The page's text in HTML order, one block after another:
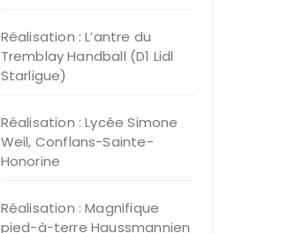
Réalisation : L’antre du
Tremblay Handball (D1 Lidl
Starligue)
Réalisation : Lycée Simone
Weil, Conflans-Sainte-
Honorine
Réalisation : Magnifique
pied-à-terre Haussmannien